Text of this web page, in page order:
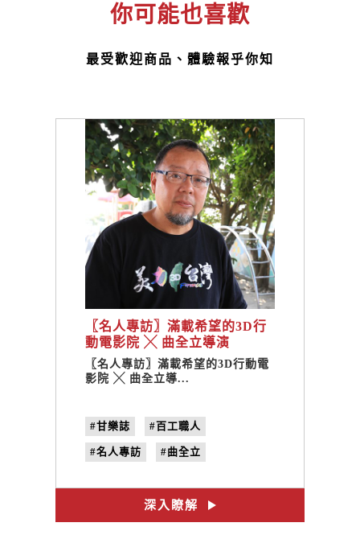
你可能也喜歡
最受歡迎商品、體驗報乎你知
〖名人專訪〗滿載希望的3D行
動電影院 ╳ 曲全立導演
〖名人專訪〗滿載希望的3D行動電
影院 ╳ 曲全立導...
#甘樂誌 #百工職人
#名人專訪 #曲全立
#《3D Taiwan》 #no.26
深入瞭解